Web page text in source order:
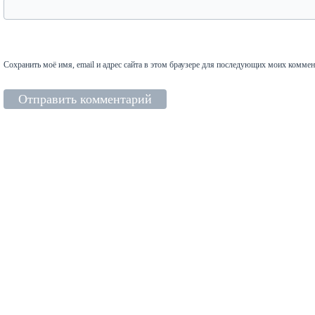
Сохранить моё имя, email и адрес сайта в этом браузере для последующих моих